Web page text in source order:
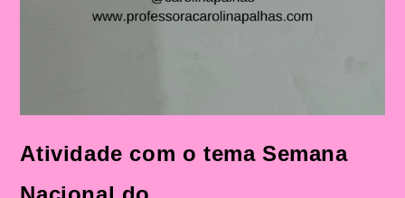
Atividade com o tema Semana